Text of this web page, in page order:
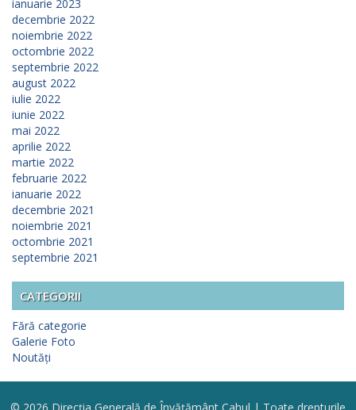
ianuarie 2023
decembrie 2022
noiembrie 2022
octombrie 2022
septembrie 2022
august 2022
iulie 2022
iunie 2022
mai 2022
aprilie 2022
martie 2022
februarie 2022
ianuarie 2022
decembrie 2021
noiembrie 2021
octombrie 2021
septembrie 2021
CATEGORII
Fără categorie
Galerie Foto
Noutăți